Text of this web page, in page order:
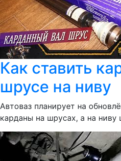
Как ставить
шрусе на ниву
Автоваз планирует на
карданы на шрусах, а на ниву